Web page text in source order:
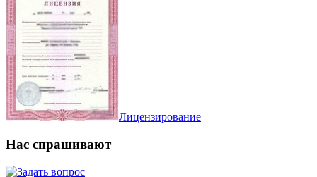
Лицензирование
Нас спрашивают